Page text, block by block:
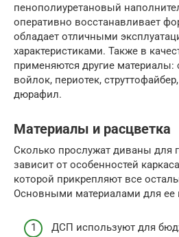
пенополиуретановый
оперативно восстанавливает
обладает отличными
характеристиками. Также в
применяются другие материалы:
войлок, периотек,
дюрафил.
Материалы и расцветка
Сколько прослужат диваны для
зависит от особенностей
которой прикрепляют все
Основными материалами для ее
ДСП используют для